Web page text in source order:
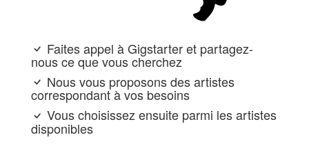
Faites appel à Gigstarter et partagez-
nous ce que vous cherchez
Nous vous proposons des artistes
correspondant à vos besoins
Vous choisissez ensuite parmi les artistes
disponibles